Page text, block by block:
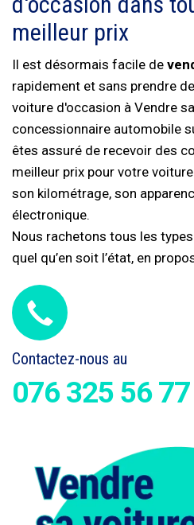
meilleur prix
Il est désormais facile de
rapidement et sans prendre
voiture d'occasion à Vendre
concessionnaire automobile
êtes assuré de recevoir des
meilleur prix pour votre
son kilométrage, son
électronique.
Nous rachetons tous les
quel qu’en soit l’état, en
Contactez-nous au
076 325 56 77